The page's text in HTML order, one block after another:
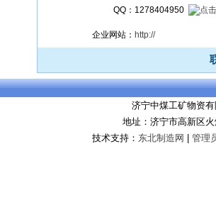
QQ： 1278404950
企业网站： http://
济宁中煤工矿物资有
地址：济宁市高新区
技术支持： 东北制造网 管理